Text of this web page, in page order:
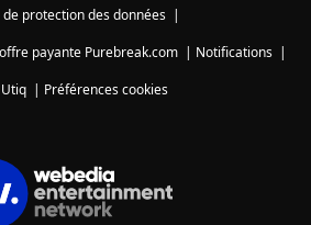
de protection des données|
payante Purebreak.com | Notifications |
| Préférences cookies